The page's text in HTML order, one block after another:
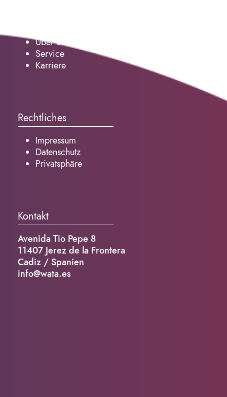
Über Uns
Service
Karriere
Rechtliches
Impressum
Datenschutz
Privatsphäre
Kontakt
Avenida Tio Pepe 8
11407 Jerez de la Frontera
Cadiz / Spanien
info@wata.es